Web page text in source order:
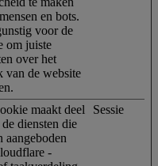
en bots.
voor de
om juiste
over het
van de website
maakt deel
diensten die
aangeboden
-
Sessie